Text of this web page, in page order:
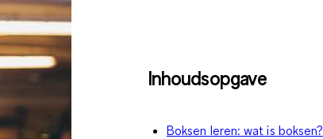
Inhoudsopgave
Boksen leren: wat is boksen?